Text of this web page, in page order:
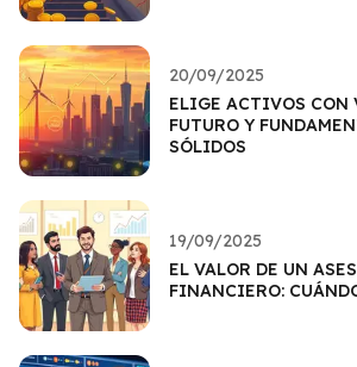
20/09/2025
ELIGE ACTIVOS CON
FUTURO Y
SÓLIDOS
19/09/2025
EL VALOR DE UN
FINANCIERO: